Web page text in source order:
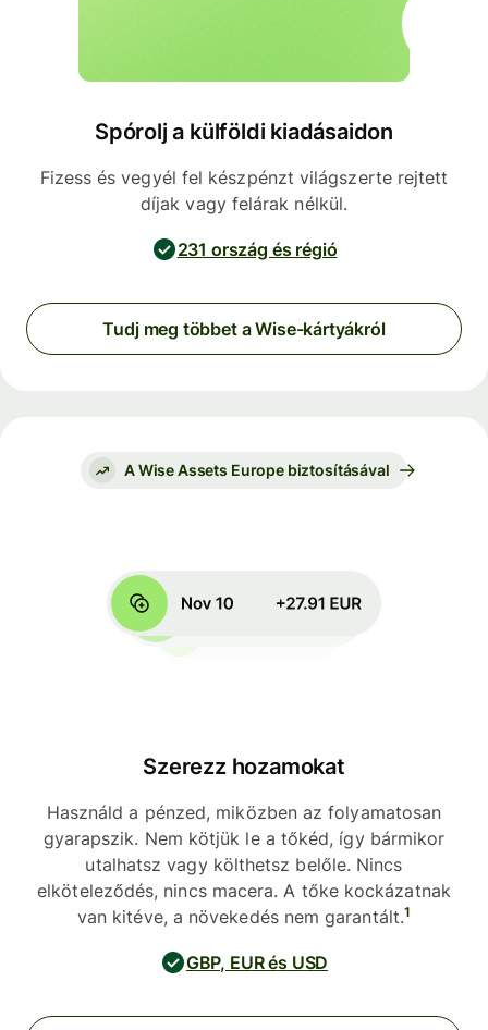
Spórolj a külföldi kiadásaidon
Fizess és vegyél fel készpénzt világszerte rejtett
díjak vagy felárak nélkül.
231 ország és régió
Tudj meg többet a Wise-kártyákról
A Wise Assets Europe biztosításával
Szerezz hozamokat
Használd a pénzed, miközben az folyamatosan
gyarapszik. Nem kötjük le a tőkéd, így bármikor
utalhatsz vagy költhetsz belőle. Nincs
elköteleződés, nincs macera. A tőke kockázatnak
van kitéve, a növekedés nem garantált.1
GBP, EUR és USD